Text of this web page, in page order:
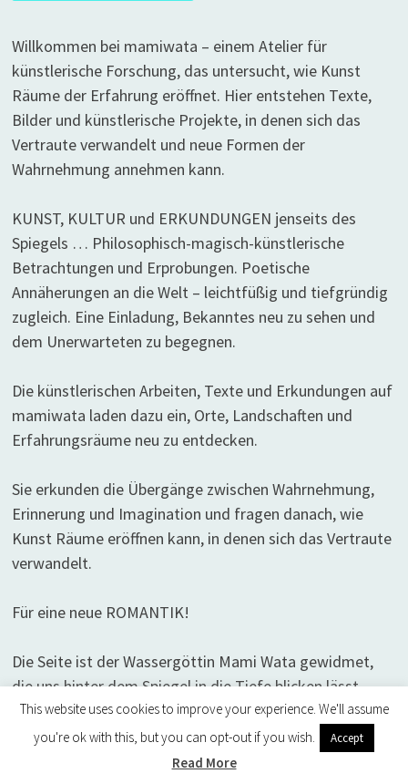
Willkommen bei mamiwata – einem Atelier für
künstlerische Forschung, das untersucht, wie Kunst
Räume der Erfahrung eröffnet. Hier entstehen Texte,
Bilder und künstlerische Projekte, in denen sich das
Vertraute verwandelt und neue Formen der
Wahrnehmung annehmen kann.
KUNST, KULTUR und ERKUNDUNGEN jenseits des
Spiegels … Philosophisch-magisch-künstlerische
Betrachtungen und Erprobungen. Poetische
Annäherungen an die Welt – leichtfüßig und tiefgründig
zugleich. Eine Einladung, Bekanntes neu zu sehen und
dem Unerwarteten zu begegnen.
Die künstlerischen Arbeiten, Texte und Erkundungen auf
mamiwata laden dazu ein, Orte, Landschaften und
Erfahrungsräume neu zu entdecken.
Sie erkunden die Übergänge zwischen Wahrnehmung,
Erinnerung und Imagination und fragen danach, wie
Kunst Räume eröffnen kann, in denen sich das Vertraute
verwandelt.
Für eine neue ROMANTIK!
Die Seite ist der Wassergöttin Mami Wata gewidmet,
die uns hinter dem Spiegel in die Tiefe blicken lässt.
This website uses cookies to improve your experience. We'll assume
you're ok with this, but you can opt-out if you wish.
Accept
Read More